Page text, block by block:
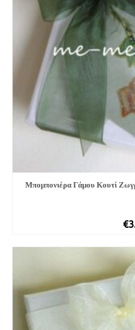
Μπομπονιέρα Γάμου Κουτί
€